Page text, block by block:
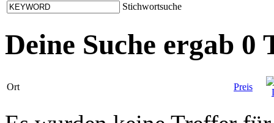
Stichwortsuche
Deine Suche ergab 0
Ort Preis